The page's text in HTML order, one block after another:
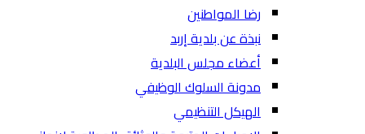
رضا المواطنين
نبذة عن بلدية إربد
أعضاء مجلس البلدية
مدونة السلوك الوظيفي
الهيكل التنظيمي